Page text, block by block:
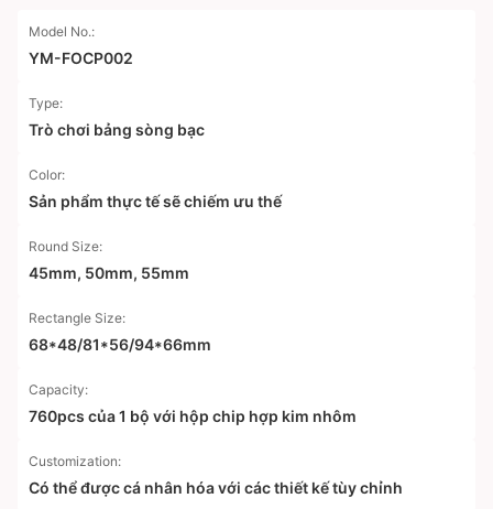
Model No.:
YM-FOCP002
Type:
Trò chơi bảng sòng bạc
Color:
Sản phẩm thực tế sẽ chiếm ưu thế
Round Size:
45mm, 50mm, 55mm
Rectangle Size:
68*48/81*56/94*66mm
Capacity:
760pcs của 1 bộ với hộp chip hợp kim nhôm
Customization:
Có thể được cá nhân hóa với các thiết kế tùy chỉnh